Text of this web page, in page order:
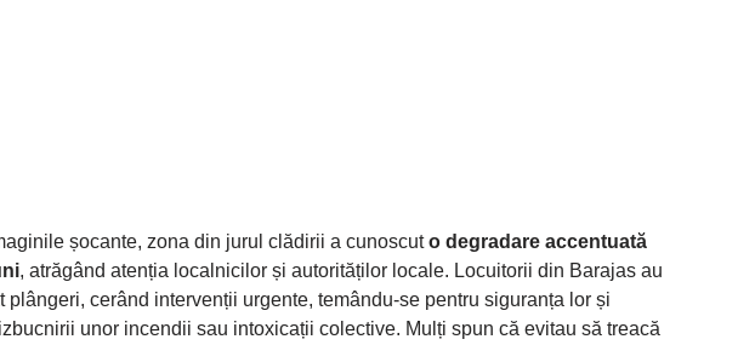
șocante, zona din jurul clădirii a cunoscuto degradare accentuată
, atrăgând atenția localnicilor și autorităților locale. Locuitorii din Barajas au
plângeri, cerând intervenții urgente, temându-se pentru siguranța lor și
unor incendii sau intoxicații colective. Mulți spun că evitau să treacă